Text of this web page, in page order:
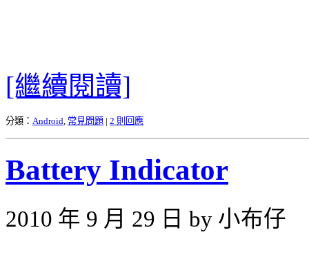
[繼續閱讀]
分類： Android 常見問題 | 2 則回應
Battery Indicator
2010 年 9 月 29 日 by 小布仔